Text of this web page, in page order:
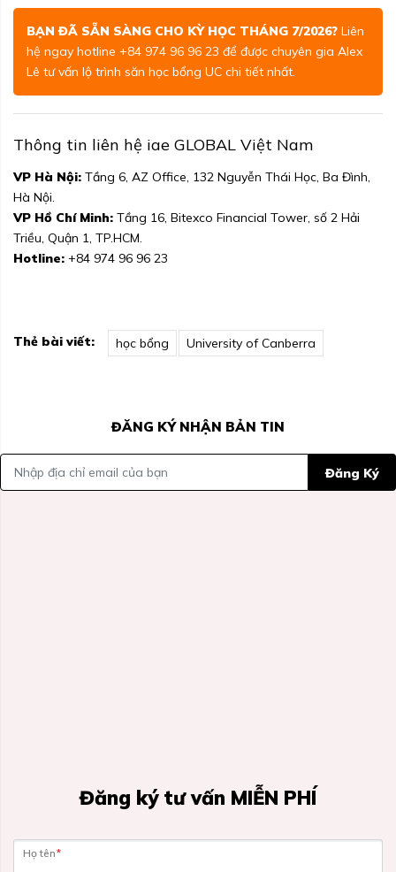
BẠN ĐÃ SẴN SÀNG CHO KỲ HỌC THÁNG 7/2026? Liên
hệ ngay hotline +84 974 96 96 23 để được chuyên gia Alex
Lê tư vấn lộ trình săn học bổng UC chi tiết nhất.
Thông tin liên hệ iae GLOBAL Việt Nam
VP Hà Nội: Tầng 6, AZ Office, 132 Nguyễn Thái Học, Ba Đình,
Hà Nội.
VP Hồ Chí Minh: Tầng 16, Bitexco Financial Tower, số 2 Hải
Triều, Quận 1, TP.HCM.
Hotline: +84 974 96 96 23
Thẻ bài viết: học bổng University of Canberra
ĐĂNG KÝ NHẬN BẢN TIN
Đăng Ký
Đăng ký tư vấn MIỄN PHÍ
Họ tên*